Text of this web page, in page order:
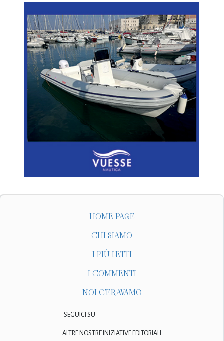
HOME PAGE
CHI SIAMO
I PIÙ LETTI
I COMMENTI
NOI C'ERAVAMO
SEGUICI SU
ALTRE NOSTRE INIZIATIVE EDITORIALI